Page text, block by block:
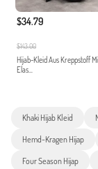
$34.79
$143.00
Hijab-Kleid Aus Kreppstoff
Elas...
Khaki Hijab Kleid
Hemd-Kragen Hijap
Four Season Hijap